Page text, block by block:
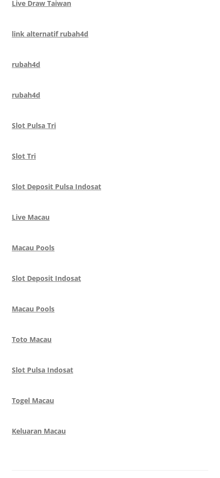
Live Draw Taiwan
link alternatif rubah4d
rubah4d
rubah4d
Slot Pulsa Tri
Slot Tri
Slot Deposit Pulsa Indosat
Live Macau
Macau Pools
Slot Deposit Indosat
Macau Pools
Toto Macau
Slot Pulsa Indosat
Togel Macau
Keluaran Macau